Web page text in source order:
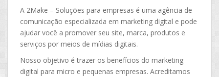
A 2Make – Soluções para empresas é uma agência de
comunicação especializada em marketing digital e pode
ajudar você a promover seu site, marca, produtos e
serviços por meios de mídias digitais.
Nosso objetivo é trazer os benefícios do marketing
digital para micro e pequenas empresas. Acreditamos